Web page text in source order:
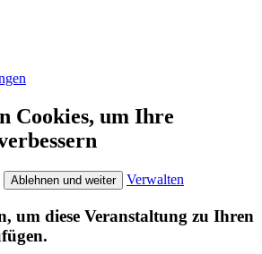
Cookies, um Ihre
Ablehnen und weiter Verwalten
um diese Veranstaltung zu Ihren